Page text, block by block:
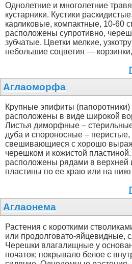
Однолетние и многолетние
кустарники. Кустики
карликовые, компактные, 10-60
расположены супротивно,
зубчатые. Цветки мелкие,
небольшие соцветия —
Аглаоморфа
Крупные эпифиты
расположены в виде широкой
Листья диморфные –
дуба и спороносные –
свешивающиеся с хорошо
черешком и кожистой
расположены рядами в верхней
пластины по ее краю или на
Аглаонема
Растения с короткими
или продолговато-яйцевидные,
Черешки влагалищные у
початок; покрывало белое с